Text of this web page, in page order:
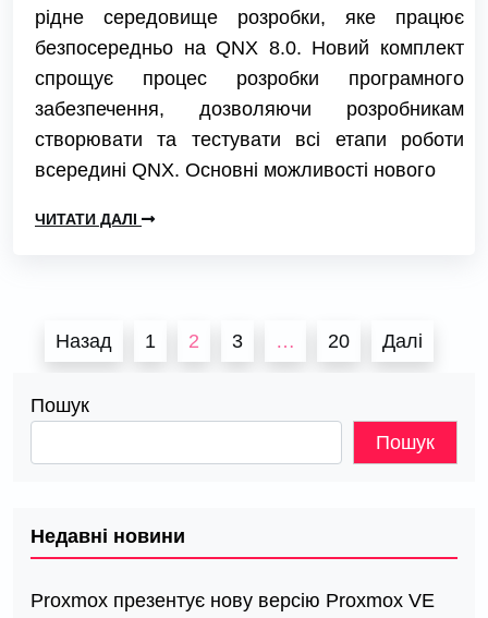
рідне середовище розробки, яке працює
безпосередньо на QNX 8.0. Новий комплект
спрощує процес розробки програмного
забезпечення, дозволяючи розробникам
створювати та тестувати всі етапи роботи
всередині QNX. Основні можливості нового
ЧИТАТИ ДАЛІ
Пагінація
записів
Назад 1 2 3 … 20 Далі
Пошук
Пошук
Недавні новини
Proxmox презентує нову версію Proxmox VE